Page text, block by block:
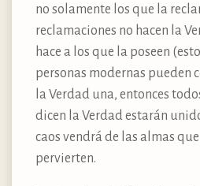
no solamente los que la
reclamaciones no hacen la
hace a los que la poseen
personas modernas pueden
la Verdad una, entonces
dicen la Verdad estarán
caos vendrá de las almas
pervierten.